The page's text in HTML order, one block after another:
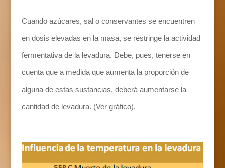
Cuando azúcares, sal o conservantes se encuentren
en dosis elevadas en la masa, se restringe la actividad
fermentativa de la levadura. Debe, pues, tenerse en
cuenta que a medida que aumenta la proporción de
alguna de estas sustancias, deberá aumentarse la
cantidad de levadura. (Ver gráfico).